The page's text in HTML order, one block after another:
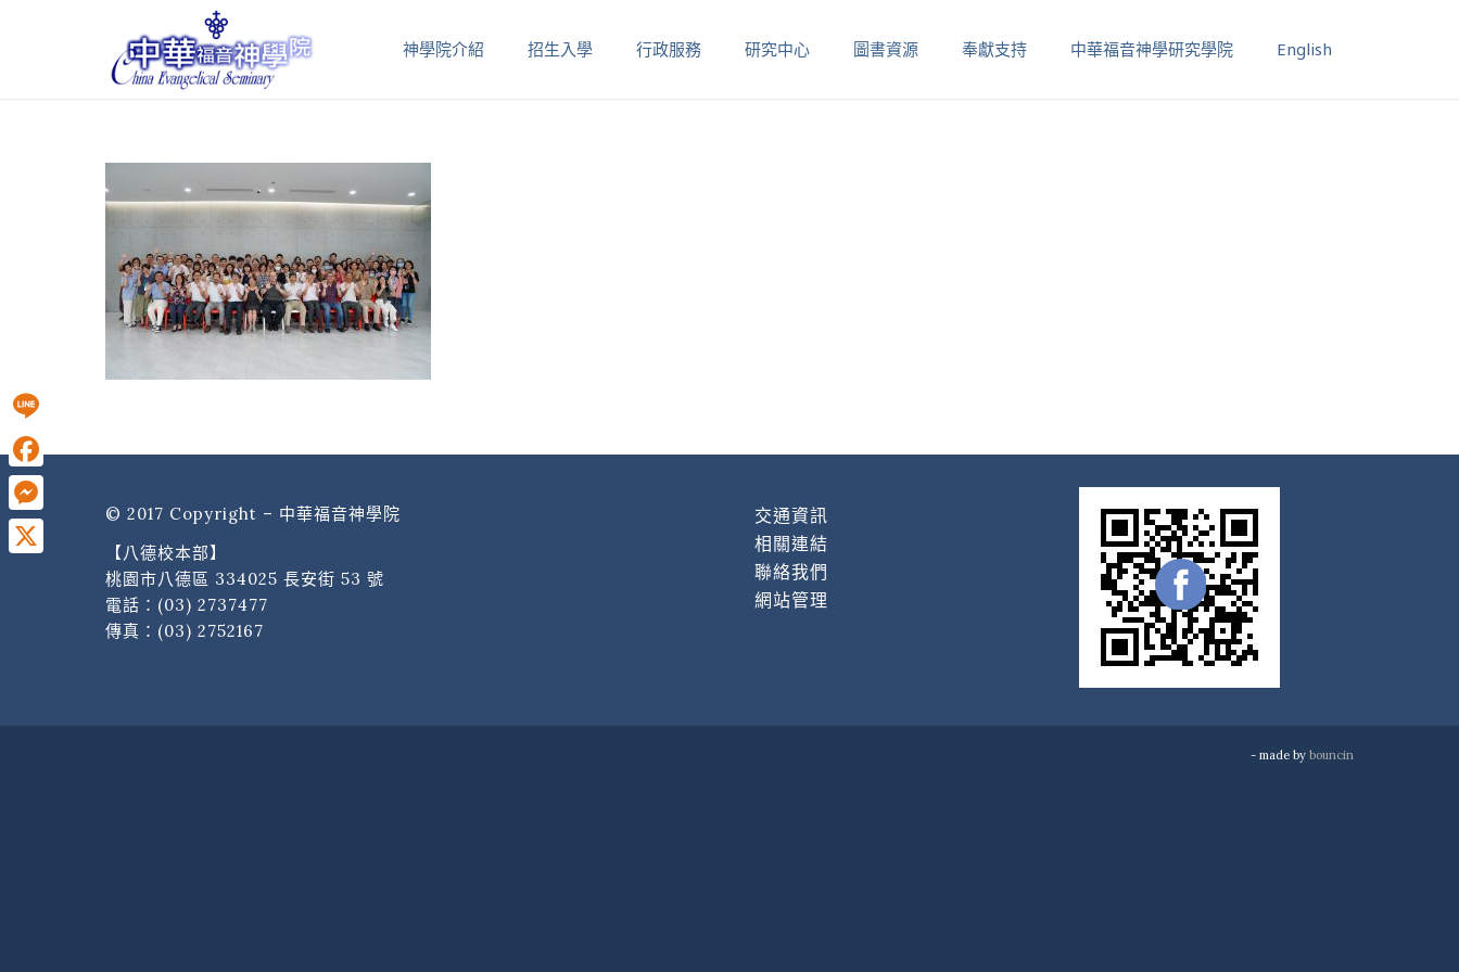
神學院介紹 招生入學 行政服務 研究中心 圖書資源 奉獻支持 中華福音神學研究學院 English
© 2017 Copyright – 中華福音神學院
【八德校本部】
桃園市八德區 334025 長安街 53 號
電話： (03) 2737477
傳真：(03) 2752167
交通資訊
相關連結
聯絡我們
網站管理
- made by bouncin
Line
Facebook
Messenger